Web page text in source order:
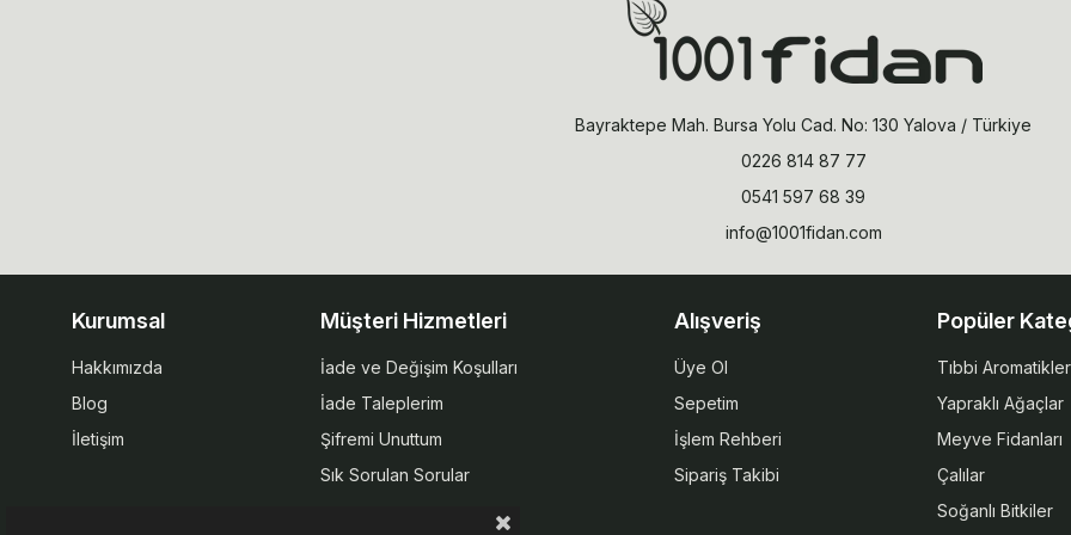
Bayraktepe Mah. Bursa Yolu Cad. No: 130 Yalova / Türkiye
0226 814 87 77
0541 597 68 39
info@1001fidan.com
Kurumsal
Hakkımızda
Blog
İletişim
Müşteri Hizmetleri
İade ve Değişim Koşulları
İade Taleplerim
Şifremi Unuttum
Sık Sorulan Sorular
Alışveriş
Üye Ol
Sepetim
İşlem Rehberi
Sipariş Takibi
Popüler
Tıbbi Aromatikler
Yapraklı Ağaçlar
Meyve Fidanları
Çalılar
Soğanlı Bitkiler